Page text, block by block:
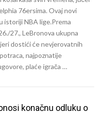
76ersima. Ovaj novi
istoriji NBA lige.Prema
27., LeBronova ukupna
dostići će nevjerovatnih
najpoznatije
plaće igrača …
konačnu odluku o